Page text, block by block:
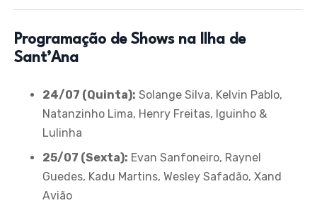
Programação de Shows na Ilha de
Sant’Ana
24/07 (Quinta): Solange Silva, Kelvin Pablo,
Natanzinho Lima, Henry Freitas, Iguinho &
Lulinha
25/07 (Sexta): Evan Sanfoneiro, Raynel
Guedes, Kadu Martins, Wesley Safadão, Xand
Avião